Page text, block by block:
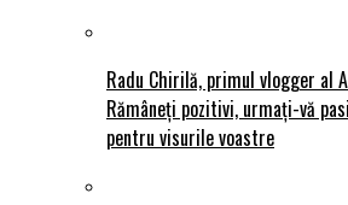
Radu Chirilă, primul vlogger al
Rămâneți pozitivi, urmați-vă
pentru visurile voastre